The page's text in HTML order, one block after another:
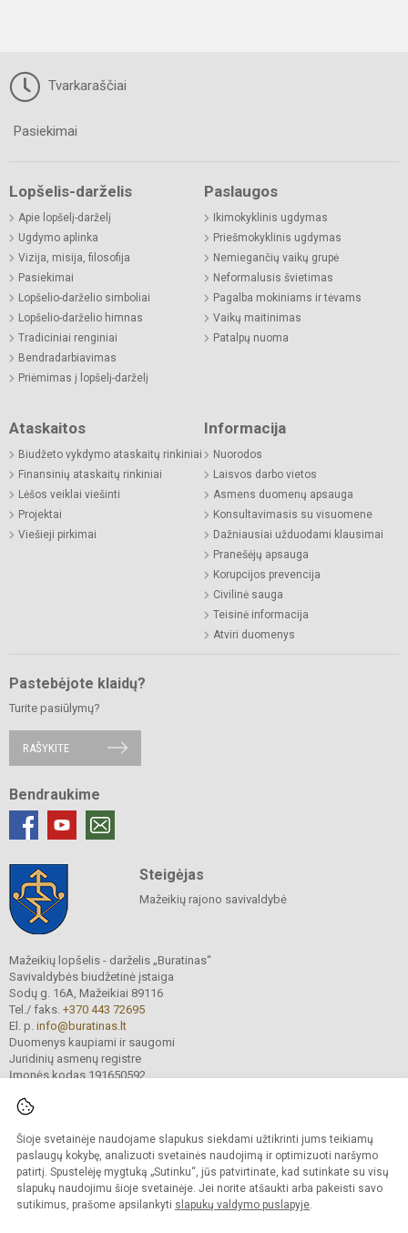
Šioje svetainėje naudojame slapukus siekdami užtikrinti jums teikiamų
paslaugų kokybę, analizuoti svetainės naudojimą ir optimizuoti naršymo
patirtį. Spustelėję mygtuką „Sutinku“, jūs patvirtinate, kad sutinkate su visų
slapukų naudojimu šioje svetainėje. Jei norite atšaukti arba pakeisti savo
sutikimus, prašome apsilankyti slapukų valdymo puslapyje.
Tvarkaraščiai
Pasiekimai
Lopšelis-darželis
Apie lopšelį-darželį
Ugdymo aplinka
Vizija, misija, filosofija
Pasiekimai
Lopšelio-darželio simboliai
Lopšelio-darželio himnas
Tradiciniai renginiai
Bendradarbiavimas
Priėmimas į lopšelį-darželį
Paslaugos
Ikimokyklinis ugdymas
Priešmokyklinis ugdymas
Nemiegančių vaikų grupė
Neformalusis švietimas
Pagalba mokiniams ir tėvams
Vaikų maitinimas
Patalpų nuoma
Ataskaitos
Biudžeto vykdymo ataskaitų rinkiniai
Finansinių ataskaitų rinkiniai
Lėšos veiklai viešinti
Projektai
Viešieji pirkimai
Informacija
Nuorodos
Laisvos darbo vietos
Asmens duomenų apsauga
Konsultavimasis su visuomene
Dažniausiai užduodami klausimai
Pranešėjų apsauga
Korupcijos prevencija
Civilinė sauga
Teisinė informacija
Atviri duomenys
Pastebėjote klaidų?
Turite pasiūlymų?
RAŠYKITE
Bendraukime
Steigėjas
Mažeikių rajono savivaldybė
Mažeikių lopšelis - darželis „Buratinas“
Savivaldybės biudžetinė įstaiga
Sodų g. 16A, Mažeikiai 89116
Tel./ faks. +370 443 72695
El. p. info@buratinas.lt
Duomenys kaupiami ir saugomi
Juridinių asmenų registre
Įmonės kodas 191650592
© 2024. Mažeikių lopšelis - darželis „Buratinas“. Visos teisės saugomos.
Kopijuoti turinį be raštiško įstaigos administracijos sutikimo griežtai draudžiama.
Prieinamumo paraiška Slapukų valdymas
Sumanus būdas atnaujinti